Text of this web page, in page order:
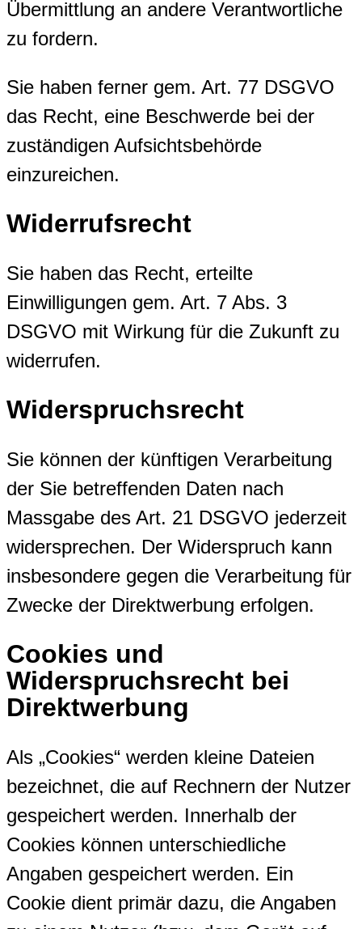
Übermittlung an andere Verantwortliche
zu fordern.
Sie haben ferner gem. Art. 77 DSGVO
das Recht, eine Beschwerde bei der
zuständigen Aufsichtsbehörde
einzureichen.
Widerrufsrecht
Sie haben das Recht, erteilte
Einwilligungen gem. Art. 7 Abs. 3
DSGVO mit Wirkung für die Zukunft zu
widerrufen.
Widerspruchsrecht
Sie können der künftigen Verarbeitung
der Sie betreffenden Daten nach
Massgabe des Art. 21 DSGVO jederzeit
widersprechen. Der Widerspruch kann
insbesondere gegen die Verarbeitung für
Zwecke der Direktwerbung erfolgen.
Cookies und
Widerspruchsrecht bei
Direktwerbung
Als „Cookies“ werden kleine Dateien
bezeichnet, die auf Rechnern der Nutzer
gespeichert werden. Innerhalb der
Cookies können unterschiedliche
Angaben gespeichert werden. Ein
Cookie dient primär dazu, die Angaben